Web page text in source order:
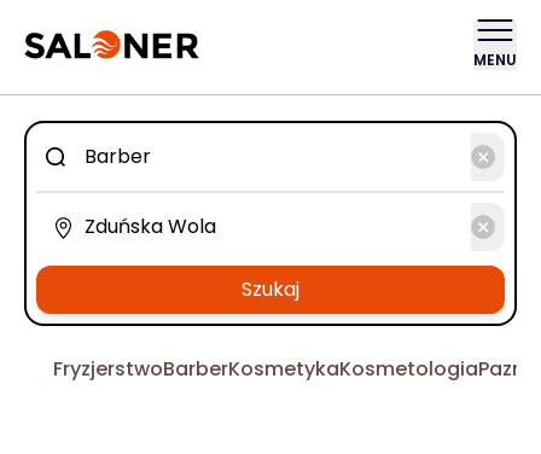
MENU
Szukaj
FryzjerstwoBarberKosmetykaKosmetologia